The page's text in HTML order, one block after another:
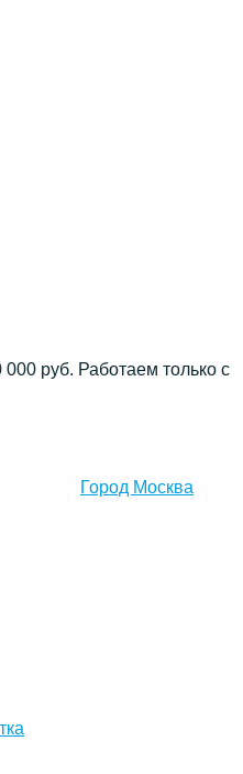
руб. Работаем только с
Город Москва